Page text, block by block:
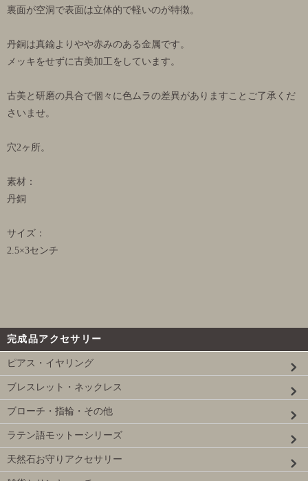
裏面が空洞で表面は立体的で軽いのが特徴。
丹銅は真鍮よりやや赤みのある金属です。
メッキをせずに古美加工をしています。
古美と研磨の具合で個々に色ムラの差異がありますことご了承くだ
さいませ。
穴2ヶ所。
素材：
丹銅
サイズ：
2.5×3センチ
完成品アクセサリー
ピアス・イヤリング
ブレスレット・ネックレス
ブローチ・指輪・その他
ラテン語モットーシリーズ
天然石お守りアクセサリー